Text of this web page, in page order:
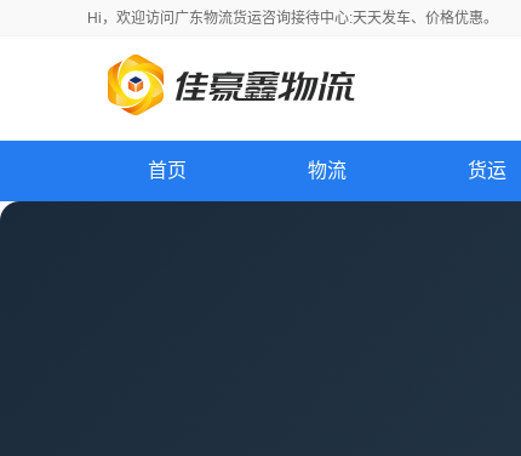
Hi， 欢迎访问 广东物流货运咨询接待中心:天天发车、价格优惠。
首页 物流 货运